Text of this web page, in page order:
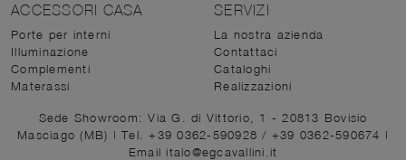
ACCESSORI CASA
Porte per interni
Illuminazione
Complementi
Materassi
SERVIZI
La nostra azienda
Contattaci
Cataloghi
Realizzazioni
Sede Showroom: Via G. di Vittorio, 1 - 20813 Bovisio
Masciago (MB) | Tel. +39 0362-590928/ +39 0362-590674 |
Email italo@egcavallini.it